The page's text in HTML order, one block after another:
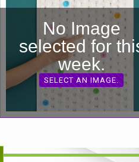
No Image
selected for
week.
SELECT AN IMAGE.